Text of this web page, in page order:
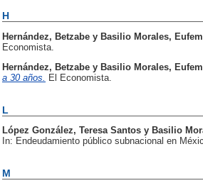
H
Hernández, Betzabe y Basilio Morales,
Economista.
Hernández, Betzabe y Basilio Morales,
a 30 años.
El Economista.
L
López González, Teresa Santos y Basilio
In: Endeudamiento público subnacional en
M